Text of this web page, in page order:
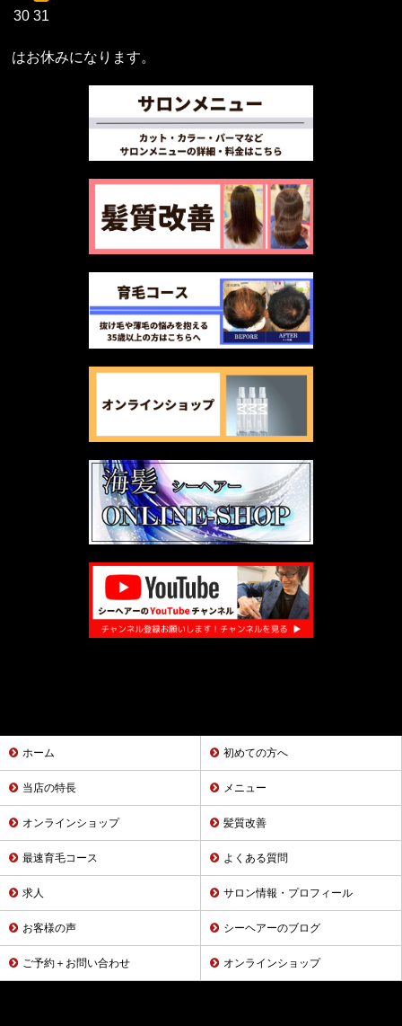
30 31
はお休みになります。
ホーム 初めての方へ
当店の特長 メニュー
オンラインショップ 髪質改善
最速育毛コース よくある質問
求人 サロン情報・プロフィール
お客様の声 シーヘアーのブログ
ご予約＋お問い合わせ オンラインショップ